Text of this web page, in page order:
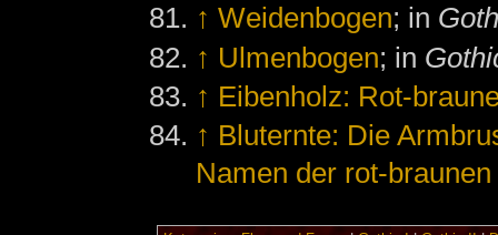
↑ Weidenbogen; in
↑ Ulmenbogen; in
↑ Eibenholz: Rot-
↑ Bluternte: Die
Namen der rot-